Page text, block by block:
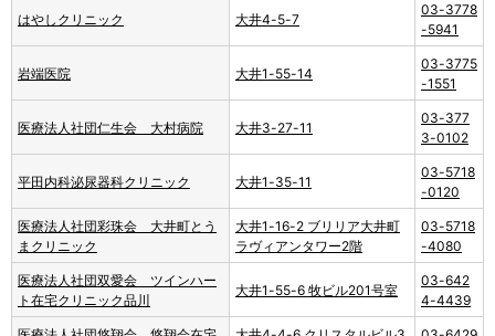
はやしクリニック 大井4-5-7
03-3778
-5941
岩端医院 大井1-55-14
03-3775
-1551
医療法人社団仁生会 大村病院 大井3-27-11
03-377
3-0102
平田内科泌尿器科クリニック 大井1-35-11
03-5718
-0120
医療法人社団彩珠会 大井町とう
まクリニック
大井1-16-2 ブリリア大井町
ラヴィアンタワー2階
03-5718
-4080
医療法人社団双愛会 ツインハー
ト在宅クリニック品川
大井1-55-6 牧ビル201号室
03-642
4-4439